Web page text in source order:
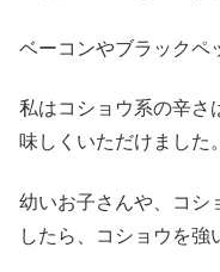
ベーコンやブラックペ
私はコショウ系の辛さ
味しくいただけました。
幼いお子さんや、コシ
したら、コショウを強